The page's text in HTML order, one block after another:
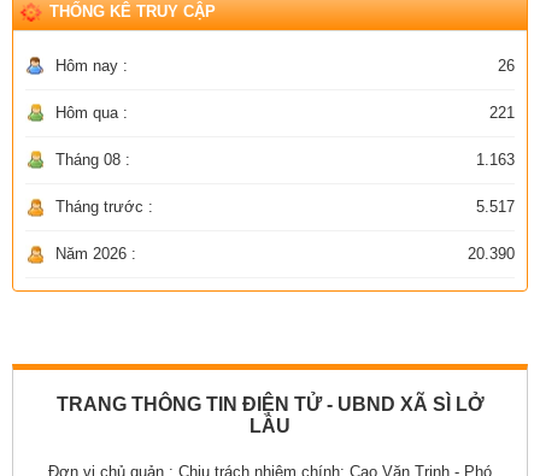
THỐNG KÊ TRUY CẬP
Hôm nay : 26
Hôm qua : 221
Tháng 08 : 1.163
Tháng trước : 5.517
Năm 2026 : 20.390
TRANG THÔNG TIN ĐIỆN TỬ - UBND XÃ SÌ LỞ
LẦU
Đơn vị chủ quản : Chịu trách nhiệm chính: Cao Văn Trinh - Phó